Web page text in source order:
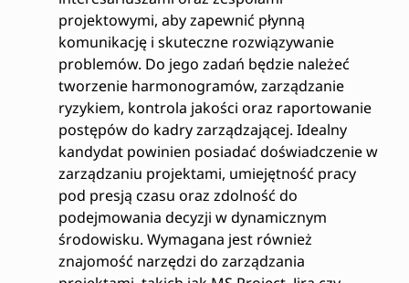
projektowymi, aby zapewnić płynną
komunikację i skuteczne rozwiązywanie
problemów. Do jego zadań będzie należeć
tworzenie harmonogramów, zarządzanie
ryzykiem, kontrola jakości oraz raportowanie
postępów do kadry zarządzającej. Idealny
kandydat powinien posiadać doświadczenie w
zarządzaniu projektami, umiejętność pracy
pod presją czasu oraz zdolność do
podejmowania decyzji w dynamicznym
środowisku. Wymagana jest również
znajomość narzędzi do zarządzania